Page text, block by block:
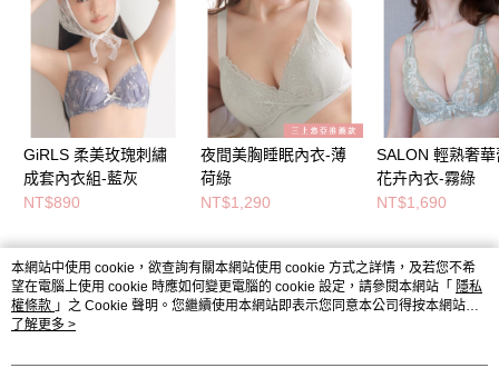
GiRLS 柔美玫瑰刺繡
成套內衣組-藍灰
NT$890
夜間美胸睡眠內衣-薄
荷綠
NT$1,290
SALON 輕熟奢華
花卉內衣-霧綠
NT$1,690
熱門標籤
本網站中使用 cookie，欲查詢有關本網站使用 cookie 方式之詳情，及若您不希
望在電腦上使用 cookie 時應如何變更電腦的 cookie 設定，請參閱本網站「 隱私
權條款 」之 Cookie 聲明。您繼續使用本網站即表示您同意本公司得按本網站使
用條款之 Cookie 聲明使用 cookie。
了解更多 >